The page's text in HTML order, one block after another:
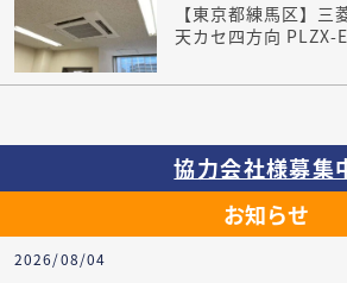
【東京都練馬区】
天カセ四方向 PLZX-
協力会社様募集
お知らせ
2026/08/04